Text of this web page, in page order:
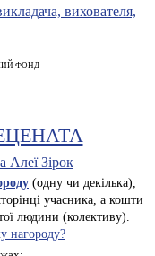
ФОНД
(одну чи декілька),
учасника, а кошти
людини (колективу).
нагороду?